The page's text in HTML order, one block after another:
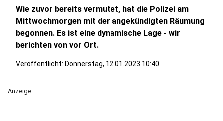
Wie zuvor bereits vermutet, hat die Polizei am
Mittwochmorgen mit der angekündigten Räumung
begonnen. Es ist eine dynamische Lage - wir
berichten von vor Ort.
Veröffentlicht: Donnerstag, 12.01.2023 10:40
Anzeige